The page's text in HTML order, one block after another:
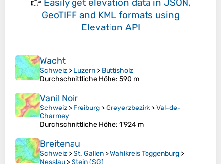
👉 Easily get elevation data in JSON,
GeoTIFF and KML formats using
Elevation API
Wacht
Schweiz > Luzern > Buttisholz
Durchschnittliche Höhe: 590 m
Vanil Noir
Schweiz > Freiburg >Greyerzbezirk >Val-de-
Charmey
Durchschnittliche Höhe: 1’924 m
Breitenau
Schweiz >St. Gallen >Wahlkreis Toggenburg >
Nesslau >Stein (SG)